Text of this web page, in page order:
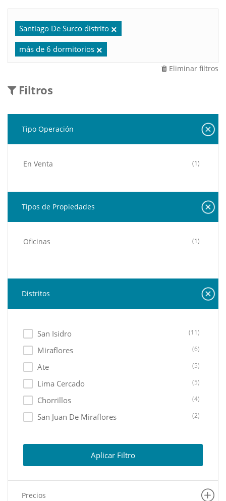
Santiago De Surco distrito
más de 6 dormitorios
Eliminar filtros
Filtros
Tipo Operación
En Venta (1)
Tipos de Propiedades
Oficinas (1)
Distritos
San Isidro (11)
Miraflores (6)
Ate (5)
Lima Cercado (5)
Chorrillos (4)
San Juan De Miraflores (2)
La Victoria (1)
Los Olivos (1)
Aplicar Filtro
Precios